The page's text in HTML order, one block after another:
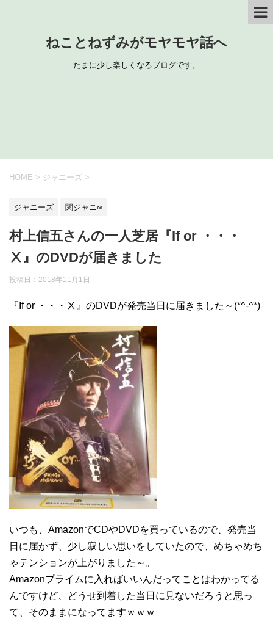
ねことねずみがモヤモヤ話へ
たまに少し楽しくなるブログです。
HOME > ジャニーズ >
ジャニーズ 関ジャニ∞
村上信五さんの一人芝居『If or ・・・
Ⅹ』のDVDが届きました
投稿日： 2018年11月1日
『If or ・・・Ⅹ』のDVDが発売当日に届きました～(*^-^*)
いつも、AmazonでCDやDVDを買っているので、発売当
日に届かず、少し寂しい思いをしていたので、めちゃめち
ゃテンションが上がりました～。
Amazonプライムに入ればいいんだってことはわかってる
んですけど、どうせ到着した当日に見ないだろうと思っ
て、そのままになってますｗｗｗ